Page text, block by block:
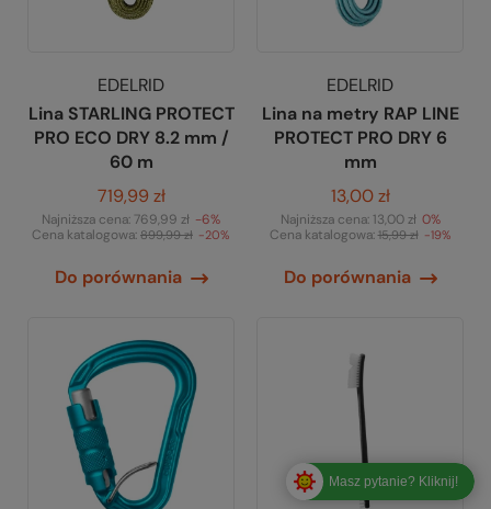
EDELRID
Lina STARLING PROTECT
PRO ECO DRY 8.2 mm /
60 m
719,99 zł
Najniższa cena: 769,99 zł -6%
Cena katalogowa: 899,99 zł -20%
Do porównania
EDELRID
Lina na metry RAP LINE
PROTECT PRO DRY 6
mm
13,00 zł
Najniższa cena:13,00 zł 0%
Cena katalogowa:15,99 zł -19%
Do porównania
Masz pytanie? Kliknij!